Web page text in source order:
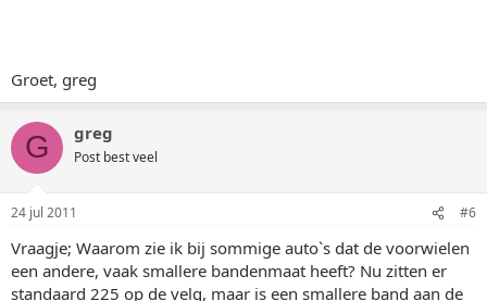
Groet, greg
G greg
Post best veel
24 jul 2011 #6
Vraagje; Waarom zie ik bij sommige auto`s dat de voorwielen
een andere, vaak smallere bandenmaat heeft? Nu zitten er
standaard 225 op de velg, maar is een smallere band aan de